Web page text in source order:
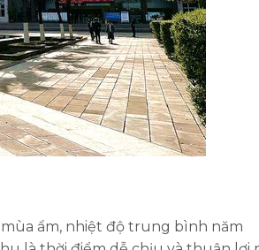
ẩm, nhiệt độ trung bình năm